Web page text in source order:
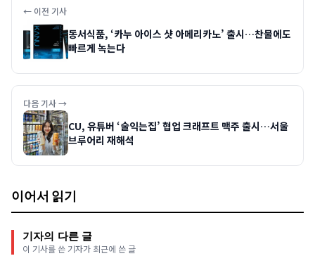
← 이전 기사
동서식품, ‘카누 아이스 샷 아메리카노’ 출시…찬물에도
빠르게 녹는다
다음 기사 →
CU, 유튜버 ‘술익는집’ 협업 크래프트 맥주 출시…서울
브루어리 재해석
이어서 읽기
기자의 다른 글
이 기사를 쓴 기자가 최근에 쓴 글